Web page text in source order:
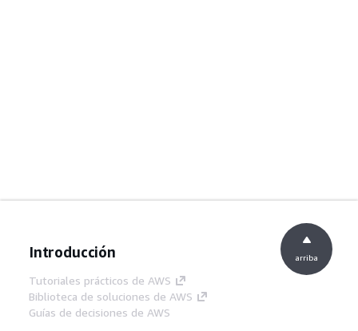
Introducción
Tutoriales prácticos de AWS
Biblioteca de soluciones de AWS
Guías de decisiones de AWS
arriba